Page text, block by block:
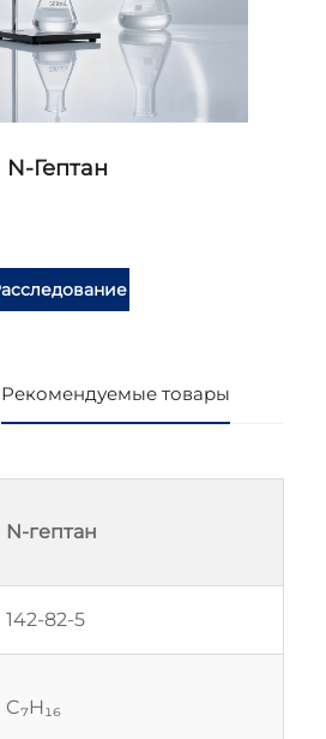
N-Гептан
Рекомендуемые товары
N-гептан
142-82-5
C₇H₁₆